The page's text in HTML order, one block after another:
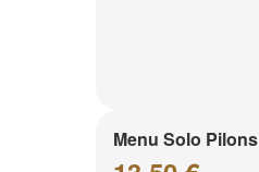
Menu Solo Pilons